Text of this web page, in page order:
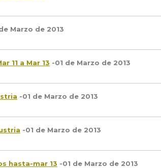
Marzo de 2013
11 a Mar 13 -01 de Marzo de 2013
-01 de Marzo de 2013
-01 de Marzo de 2013
hasta-mar 13 -01 de Marzo de 2013